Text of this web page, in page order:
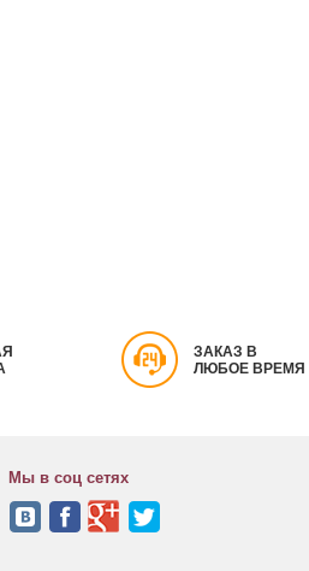
ЗАКАЗ В
ЛЮБОЕ ВРЕМЯ
Мы в соц сетях